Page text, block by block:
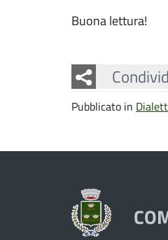
Buona lettura!
Facebook
Twitter
Whatsapp
Pubblicato in